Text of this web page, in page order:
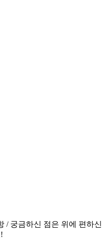
/ 궁금하신 점은 위에 편하